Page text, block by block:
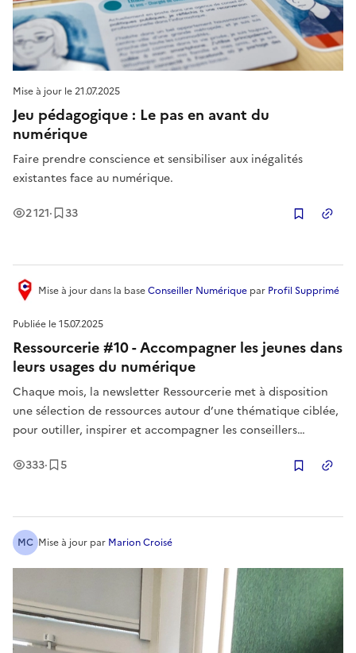
Mise à jour le21.07.2025
Jeu pédagogique : Le pas en avant du
numérique
Faire prendre conscience et sensibiliser aux inégalités
existantes face au numérique.
2 121Vues
· 33Enregistrement
Publiée le15.07.2025
Ressourcerie #10 - Accompagner les jeunes dans
leurs usages du numérique
Chaque mois, la newsletter Ressourcerie met à disposition
une sélection de ressources autour d’une thématique ciblée,
pour outiller, inspirer et accompagner les conseillers
de ce mois-ci : Accompagner les jeunes dans leurs usages du
333Vues
· 5Enregistrement
Mise à jourdans la baseConseiller Numérique par Profil Supprimé
MC Mise à jour par Marion Croisé